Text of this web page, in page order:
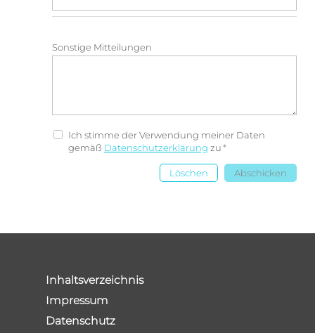
Sonstige Mitteilungen
Ich stimme der Verwendung meiner Daten
gemäß Datenschutzerklärung zu*
Löschen Abschicken
Inhaltsverzeichnis
Impressum
Datenschutz